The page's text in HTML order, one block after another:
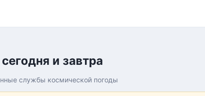
и завтра
службы космической погоды